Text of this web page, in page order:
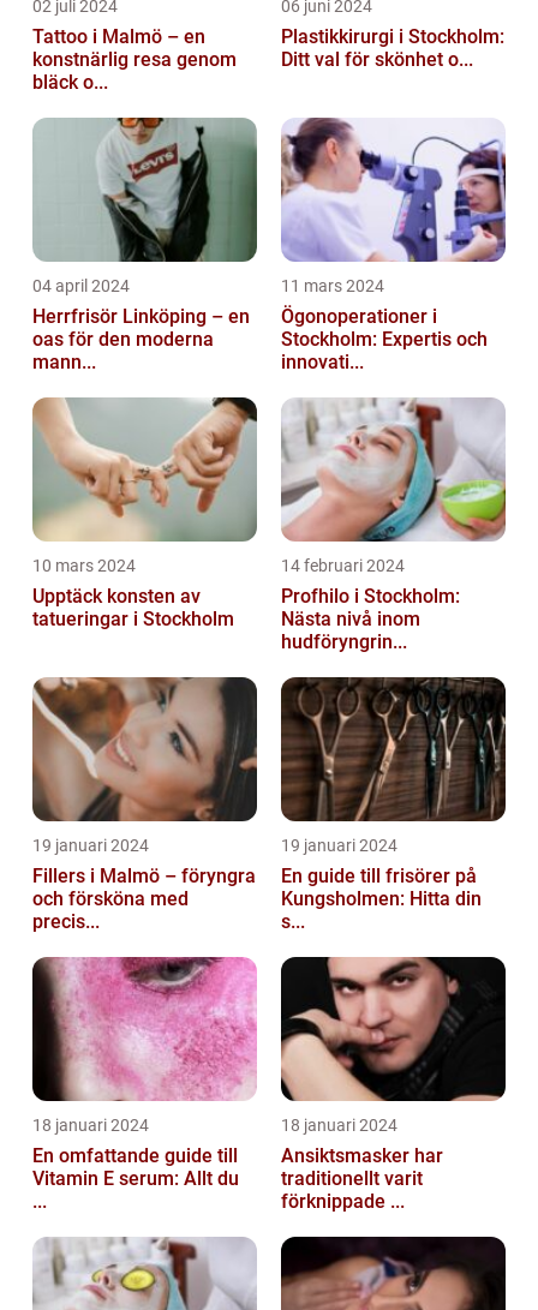
02 juli 2024
Tattoo i Malmö – en
konstnärlig resa genom
bläck o...
06 juni 2024
Plastikkirurgi i Stockholm:
Ditt val för skönhet o...
04 april 2024
Herrfrisör Linköping – en
oas för den moderna
mann...
11 mars 2024
Ögonoperationer i
Stockholm: Expertis och
innovati...
10 mars 2024
Upptäck konsten av
tatueringar i Stockholm
14 februari 2024
Profhilo i Stockholm:
Nästa nivå inom
hudföryngrin...
19 januari 2024
Fillers i Malmö – föryngra
och försköna med
precis...
19 januari 2024
En guide till frisörer på
Kungsholmen: Hitta din
s...
18 januari 2024
En omfattande guide till
Vitamin E serum: Allt du
...
18 januari 2024
Ansiktsmasker har
traditionellt varit
förknippade ...